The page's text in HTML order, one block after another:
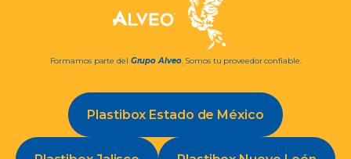
Formamos parte del Grupo Alveo. Somos tu proveedor confiable.
Plastibox Estado de México